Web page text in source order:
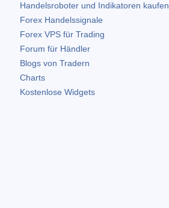
Handelsroboter und Indikatoren kaufen
Forex Handelssignale
Forex VPS für Trading
Forum für Händler
Blogs von Tradern
Charts
Kostenlose Widgets